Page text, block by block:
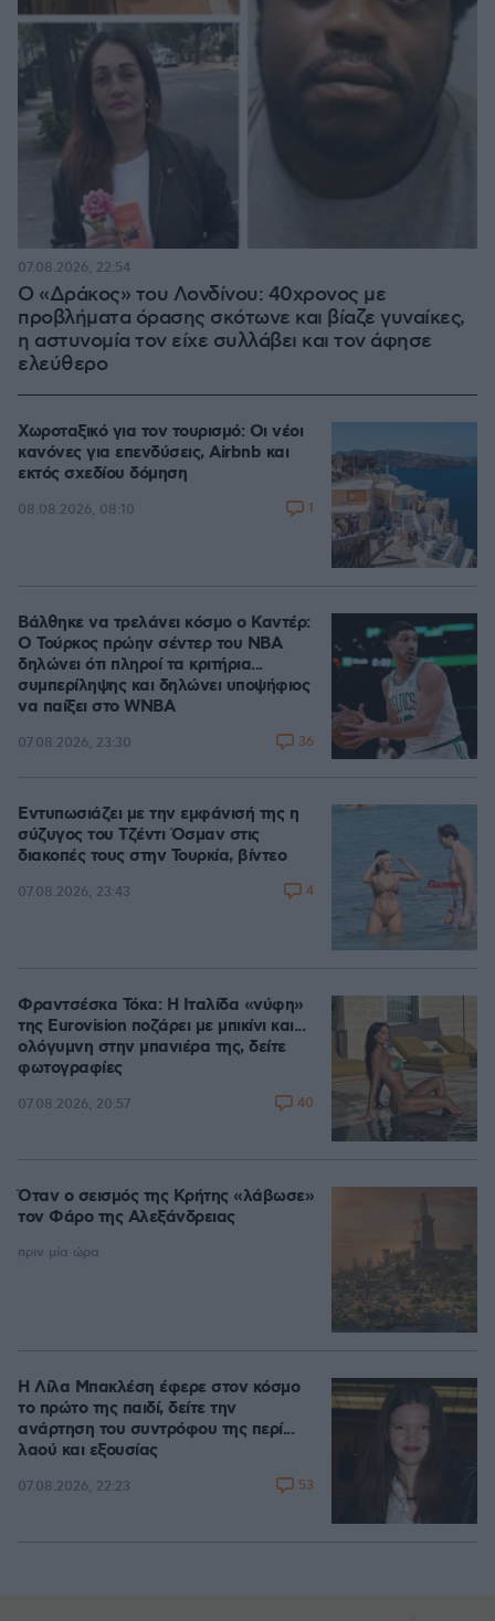
Ο «Δράκος» του Λονδίνου: 40χρονος με
προβλήματα όρασης σκότωνε και βίαζε γυναίκες,
η αστυνομία τον είχε συλλάβει και τον άφησε
ελεύθερο
07.08.2026, 22:54
Χωροταξικό για τον τουρισμό: Οι νέοι
κανόνες για επενδύσεις, Airbnb και
εκτός σχεδίου δόμηση
08.08.2026, 08:10 1
Βάλθηκε να τρελάνει κόσμο ο Καντέρ:
Ο Τούρκος πρώην σέντερ του NBA
δηλώνει ότι πληροί τα κριτήρια...
συμπερίληψης και δηλώνει υποψήφιος
να παίξει στο WNBA
07.08.2026, 23:30 36
Εντυπωσιάζει με την εμφάνισή της η
σύζυγος του Τζέντι Όσμαν στις
διακοπές τους στην Τουρκία, βίντεο
07.08.2026, 23:43 4
Φραντσέσκα Τόκα: Η Ιταλίδα «νύφη»
της Eurovision ποζάρει με μπικίνι και...
ολόγυμνη στην μπανιέρα της, δείτε
φωτογραφίες
07.08.2026, 20:57 40
Όταν ο σεισμός της Κρήτης «λάβωσε»
τον Φάρο της Αλεξάνδρειας
πριν μία ώρα
Η Λίλα Μπακλέση έφερε στον κόσμο
το πρώτο της παιδί, δείτε την
ανάρτηση του συντρόφου της περί...
λαού και εξουσίας
07.08.2026, 22:23 53